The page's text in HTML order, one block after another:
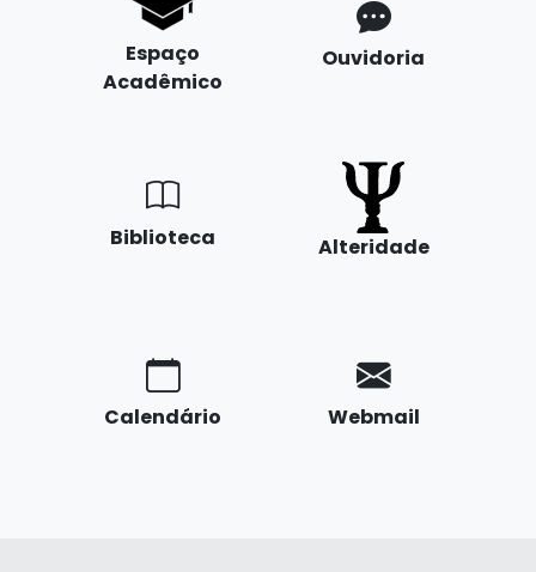
Espaço
Acadêmico
Ouvidoria
Biblioteca Alteridade
Calendário Webmail